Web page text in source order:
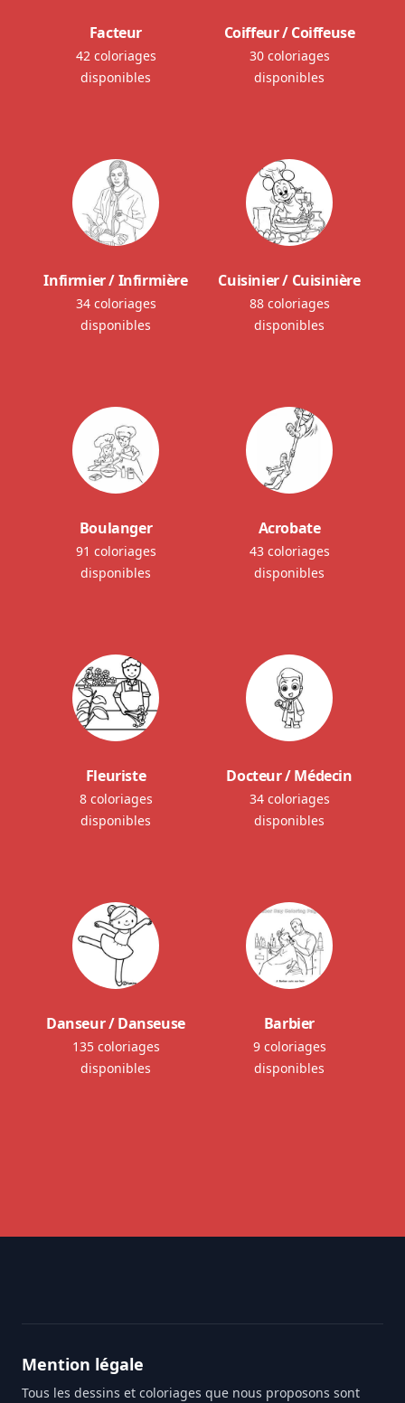
Facteur
42 coloriages
disponibles
Coiffeur / Coiffeuse
30 coloriages
disponibles
Infirmier / Infirmière
34 coloriages
disponibles
Cuisinier / Cuisinière
88 coloriages
disponibles
Boulanger
91 coloriages
disponibles
Acrobate
43 coloriages
disponibles
Fleuriste
8 coloriages
disponibles
Docteur / Médecin
34 coloriages
disponibles
Danseur / Danseuse
135 coloriages
disponibles
Barbier
9 coloriages
disponibles
Mention légale
Tous les dessins et coloriages que nous proposons sont